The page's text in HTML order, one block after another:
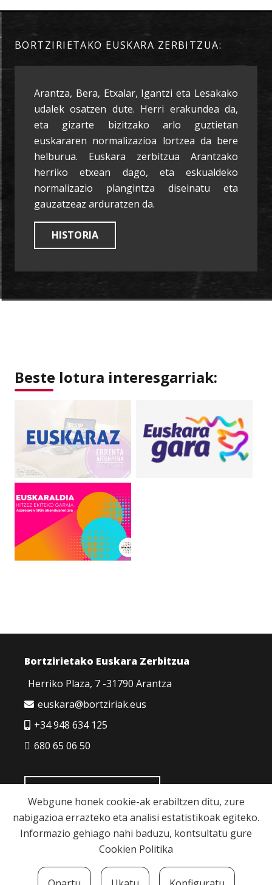
BORTZIRIETAKO EUSKARA ZERBITZUA:
Arantza, Bera, Etxalar, Igantzi eta Lesakako
udalek osatzen dute. Herri erakundea da,
eta gizarte bizitzako arlo guztietan
euskararen normalizazioa lortzea da bere
helburua. Euskara zerbitzua Arantzako
herriko etxean dago, eta eskualdeko
normalizazio plangintza diseinatu eta
gauzatzeaz arduratzen da.
HISTORIA
Beste lotura interesgarriak:
Bortzirietako Euskara Zerbitzua
Herriko Plaza, 7 -31790 Arantza
euskara@bortziriak.eus
+34 948 634 125
680 65 06 50
Cookie politika | Pribatutasun politika | Lege
Webgune honek cookie-ak erabiltzen ditu, zure
nabigazioa errazteko eta analisi estatistikoak egiteko.
Informazio gehiago nahi baduzu, kontsultatu gure
Cookien Politika